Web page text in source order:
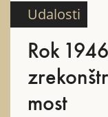
Udalosti
Rok
most